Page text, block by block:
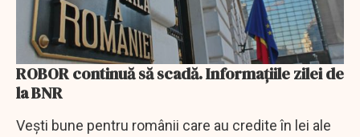
ROBOR continuă să scadă. Informaţiile zilei de
la BNR
Veşti bune pentru românii care au credite în lei ale